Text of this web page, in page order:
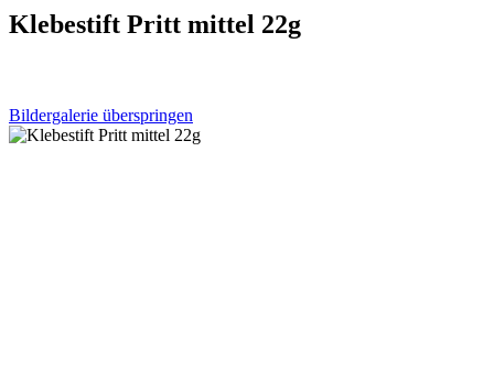
Klebestift Pritt mittel 22g
Bildergalerie überspringen